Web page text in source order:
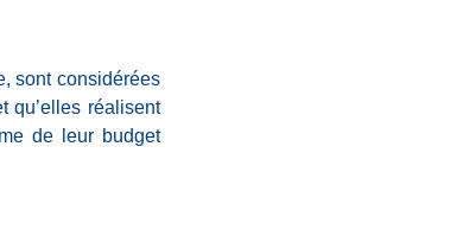
sont considérées
qu’elles réalisent
de leur budget